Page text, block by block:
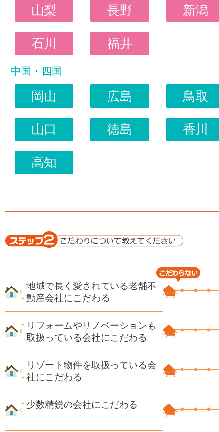
山梨 長野 新潟
石川 福井
中国・四国
岡山 広島 鳥取
山口 徳島 香川
高知
地域で長く愛されている老舗不
動産会社にこだわる
リフォームやリノベーションも
取扱っている会社にこだわる
リゾート物件を取扱っている会
社にこだわる
少数精鋭の会社にこだわる